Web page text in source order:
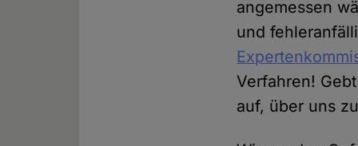
angemessen
und
Verfahren!
auf, über uns